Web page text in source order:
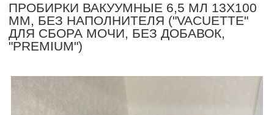
ПРОБИРКИ ВАКУУМНЫЕ 6,5 МЛ 13Х100
ММ, БЕЗ НАПОЛНИТЕЛЯ ("VACUETTE"
ДЛЯ СБОРА МОЧИ, БЕЗ ДОБАВОК,
"PREMIUM")